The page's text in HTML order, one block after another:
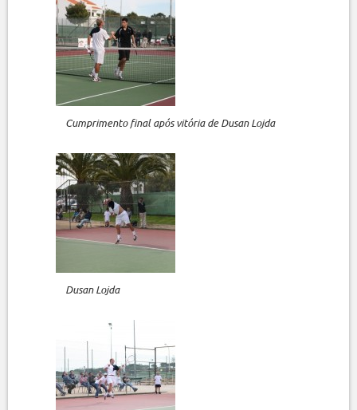
Cumprimento final após vitória de Dusan Lojda
Dusan Lojda